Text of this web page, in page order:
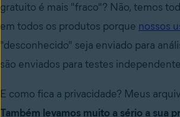
gratuito é mais "fraco"? Não, temos
em todos os produtos porque nossos
"desconhecido" seja enviado para
são enviados para testes
E como fica a privacidade? Meus
Também levamos muito a sério a sua